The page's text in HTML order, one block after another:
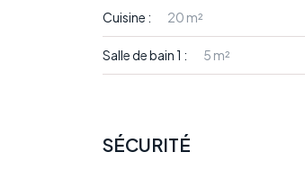
Cuisine : 20 m²
Salle de bain 1 : 5 m²
SÉCURITÉ